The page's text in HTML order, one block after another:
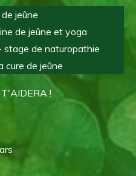
jeûne
de jeûne et yoga
stage de naturopathie
cure de jeûne
!